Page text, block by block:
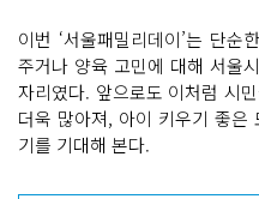
이번 ‘서울패밀리데이’는 단
주거나 양육 고민에 대해 서울
자리였다. 앞으로도 이처럼 시
더욱 많아져, 아이 키우기 좋
기를 기대해 본다.